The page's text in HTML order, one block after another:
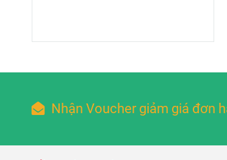
Nhận Voucher giảm giá đơn